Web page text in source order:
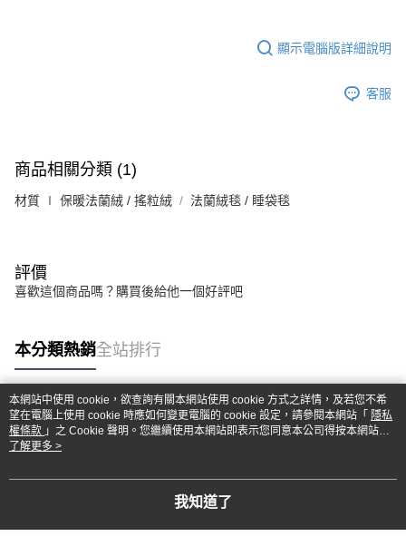
顯示電腦版詳細說明
客服
商品相關分類 (1)
材質 ∣ 保暖法蘭絨 / 搖粒絨 法蘭絨毯 / 睡袋毯
評價
喜歡這個商品嗎？購買後給他一個好評吧
本分類熱銷全站排行
熱門標籤
本網站中使用 cookie，欲查詢有關本網站使用 cookie 方式之詳情，及若您不希
望在電腦上使用 cookie 時應如何變更電腦的 cookie 設定，請參閱本網站「 隱私
權條款 」之 Cookie 聲明。您繼續使用本網站即表示您同意本公司得按本網站使
用條款之 Cookie 聲明使用 cookie。
了解更多 >
我知道了